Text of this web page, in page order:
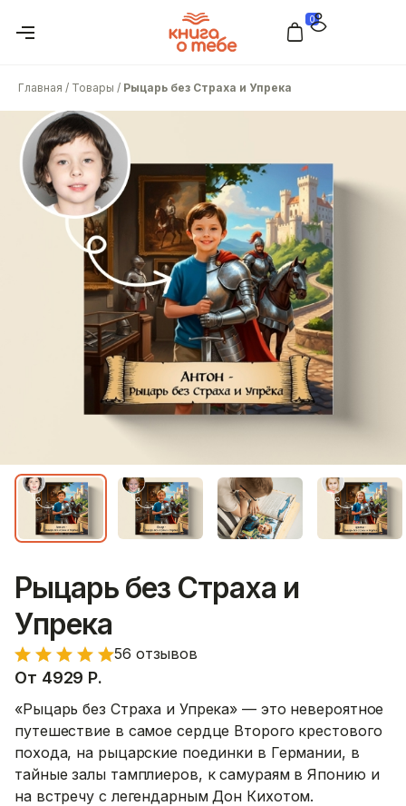
0
Главная / Товары / Рыцарь без Страха и Упрека
Рыцарь без Страха и
Упрека
56 отзывов
От 4929 Р.
«Рыцарь без Страха и Упрека» — это невероятное
путешествие в самое сердце Второго крестового
похода, на рыцарские поединки в Германии, в
тайные залы тамплиеров, к самураям в Японию и
на встречу с легендарным Дон Кихотом.